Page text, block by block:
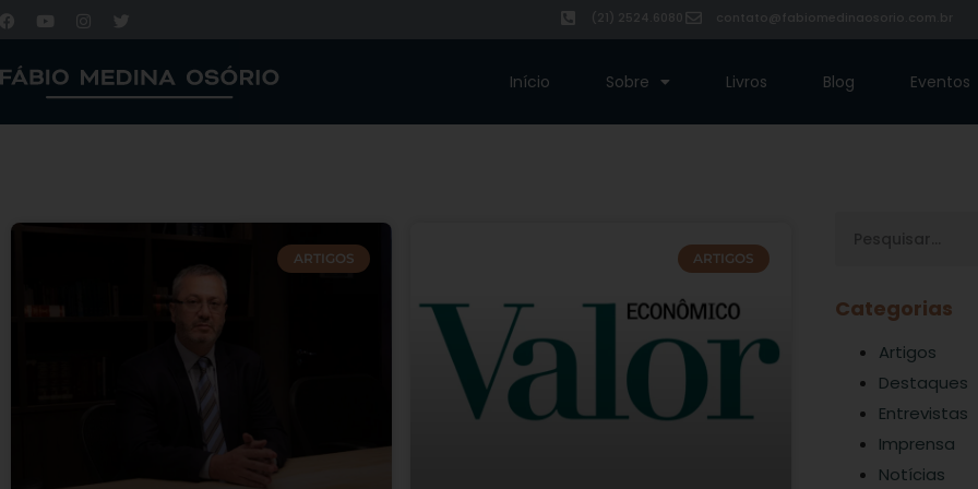
(21) 2524.6080 contato@fabiomedinaosorio.com.br
Início Sobre Livros Blog Eventos
ARTIGOS ARTIGOS
Categorias
Artigos
Destaques
Entrevistas
Imprensa
Notícias